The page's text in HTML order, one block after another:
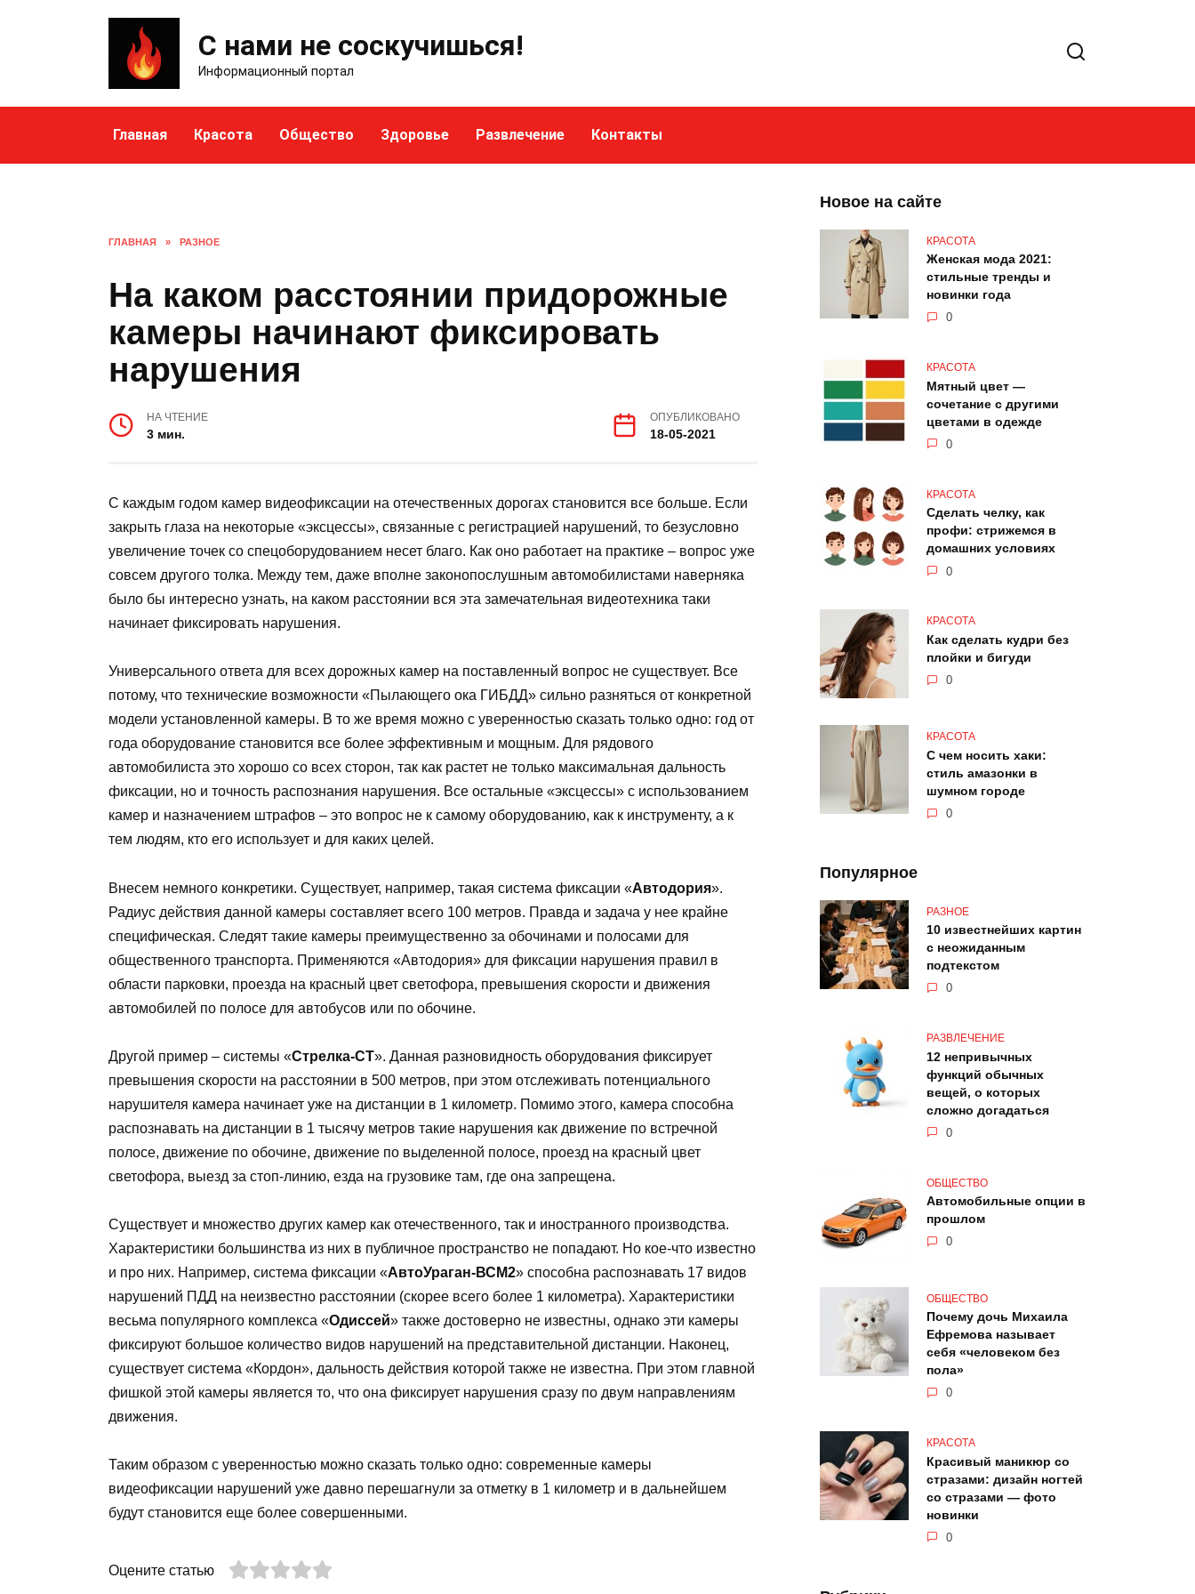
С нами не соскучишься!
Информационный портал
Главная Красота Общество Здоровье Развлечение Контакты
ГЛАВНАЯ » РАЗНОЕ
На каком расстоянии придорожные
камеры начинают фиксировать
нарушения
НА ЧТЕНИЕ
3 мин.
ОПУБЛИКОВАНО
18-05-2021
С каждым годом камер видеофиксации на отечественных дорогах становится все больше. Если
закрыть глаза на некоторые «эксцессы», связанные с регистрацией нарушений, то безусловно
увеличение точек со спецоборудованием несет благо. Как оно работает на практике – вопрос уже
совсем другого толка. Между тем, даже вполне законопослушным автомобилистами наверняка
было бы интересно узнать, на каком расстоянии вся эта замечательная видеотехника таки
начинает фиксировать нарушения.
Универсального ответа для всех дорожных камер на поставленный вопрос не существует. Все
потому, что технические возможности «Пылающего ока ГИБДД» сильно разняться от конкретной
модели установленной камеры. В то же время можно с уверенностью сказать только одно: год от
года оборудование становится все более эффективным и мощным. Для рядового
автомобилиста это хорошо со всех сторон, так как растет не только максимальная дальность
фиксации, но и точность распознания нарушения. Все остальные «эксцессы» с использованием
камер и назначением штрафов – это вопрос не к самому оборудованию, как к инструменту, а к
тем людям, кто его использует и для каких целей.
Внесем немного конкретики. Существует, например, такая система фиксации «Автодория».
Радиус действия данной камеры составляет всего 100 метров. Правда и задача у нее крайне
специфическая. Следят такие камеры преимущественно за обочинами и полосами для
общественного транспорта. Применяются «Автодория» для фиксации нарушения правил в
области парковки, проезда на красный цвет светофора, превышения скорости и движения
автомобилей по полосе для автобусов или по обочине.
Другой пример – системы «Стрелка-СТ». Данная разновидность оборудования фиксирует
превышения скорости на расстоянии в 500 метров, при этом отслеживать потенциального
нарушителя камера начинает уже на дистанции в 1 километр. Помимо этого, камера способна
распознавать на дистанции в 1 тысячу метров такие нарушения как движение по встречной
полосе, движение по обочине, движение по выделенной полосе, проезд на красный цвет
светофора, выезд за стоп-линию, езда на грузовике там, где она запрещена.
Существует и множество других камер как отечественного, так и иностранного производства.
Характеристики большинства из них в публичное пространство не попадают. Но кое-что известно
и про них. Например, система фиксации «АвтоУраган-ВСМ2» способна распознавать 17 видов
нарушений ПДД на неизвестно расстоянии (скорее всего более 1 километра). Характеристики
весьма популярного комплекса «Одиссей» также достоверно не известны, однако эти камеры
фиксируют большое количество видов нарушений на представительной дистанции. Наконец,
существует система «Кордон», дальность действия которой также не известна. При этом главной
фишкой этой камеры является то, что она фиксирует нарушения сразу по двум направлениям
движения.
Таким образом с уверенностью можно сказать только одно: современные камеры
видеофиксации нарушений уже давно перешагнули за отметку в 1 километр и в дальнейшем
будут становится еще более совершенными.
Оцените статью
Новое на сайте
КРАСОТА
Женская мода 2021:
стильные тренды и
новинки года
0
КРАСОТА
Мятный цвет —
сочетание с другими
цветами в одежде
0
КРАСОТА
Сделать челку, как
профи: стрижемся в
домашних условиях
0
КРАСОТА
Как сделать кудри без
плойки и бигуди
0
КРАСОТА
С чем носить хаки:
стиль амазонки в
шумном городе
0
Популярное
РАЗНОЕ
10 известнейших картин
с неожиданным
подтекстом
0
РАЗВЛЕЧЕНИЕ
12 непривычных
функций обычных
вещей, о которых
сложно догадаться
0
ОБЩЕСТВО
Автомобильные опции в
прошлом
0
ОБЩЕСТВО
Почему дочь Михаила
Ефремова называет
себя «человеком без
пола»
0
КРАСОТА
Красивый маникюр со
стразами: дизайн ногтей
со стразами — фото
новинки
0